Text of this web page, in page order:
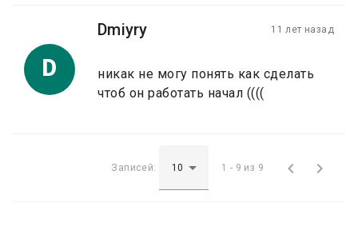
D
Dmiyry 11 лет назад
никак не могу понять как сделать
чтоб он работать начал ((((
Записей: 1 - 9 из 9  